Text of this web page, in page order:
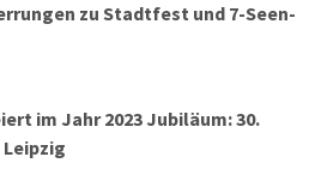
zu Stadtfest und 7-Seen-
im Jahr 2023 Jubiläum: 30.